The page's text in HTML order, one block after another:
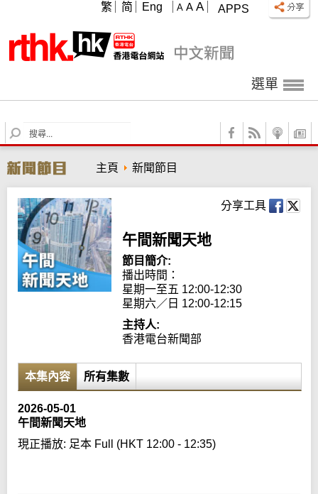
APPS
A A A
繁 简 Eng
選單
S
e
r
c
h
主頁 新聞節目
分享工具
午間新聞天地
節目簡介:
播出時間：
星期一至五 12:00-12:30
星期六／日 12:00-12:15
主持人:
香港電台新聞部
本集內容 所有集數
2026-05-01
午間新聞天地
現正播放: 足本 Full (HKT 12:00 - 12:35)